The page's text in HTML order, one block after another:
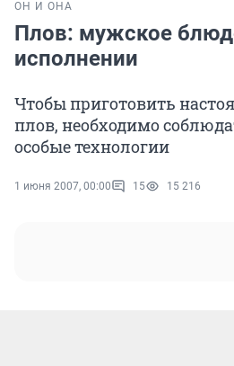
ОН И ОНА
Плов: мужское
исполнении
Чтобы приготовить
плов, необходимо
особые технологии
1 июня 2007, 00:00 15 15 216